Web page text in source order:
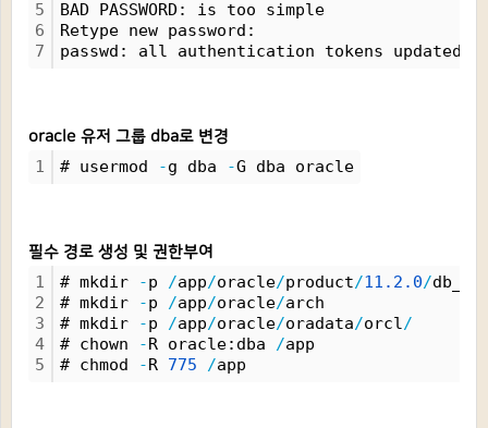
5
6
7
BAD PASSWORD: is too simple
Retype new password:
passwd: all authentication tokens updated
oracle 유저 그룹 dba로 변경
1 # usermod -g dba -G dba oracle
필수 경로 생성 및 권한부여
1
2
3
4
5
# mkdir -p /app/oracle/product/11. 2. 0/db_1
# mkdir
-p /app/oracle/arch
# mkdir
-p /app/oracle/oradata/orcl/
# chown
-R oracle:dba /app
# chmod
-R 775 /app